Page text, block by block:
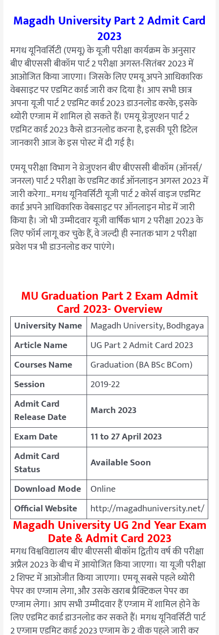
Magadh University Part 2 Admit Card
2023
मगध यूनिवर्सिटी (एमयू) के यूजी परीक्षा कार्यक्रम के अनुसार
बीए बीएससी बीकॉम पार्ट 2 परीक्षा अगस्त-सितंबर 2023 में
आओजित किया जाएगा। जिसके लिए एमयू अपने आधिकारिक
वेबसाइट पर एडमिट कार्ड जारी कर दिया है। आप सभी छात्र
अपना यूजी पार्ट 2 एडमिट कार्ड 2023 डाउनलोड करके, इसके
थ्योरी एग्जाम में शामिल हो सकते हैं। एमयू ग्रेजुएशन पार्ट 2
एडमिट कार्ड 2023 कैसे डाउनलोड करना है, इसकी पूरी डिटेल
जानकारी आज के इस पोस्ट में दी गई है।
एमयू परीक्षा विभाग ने ग्रेजुएशन बीए बीएससी बीकॉम (ऑनर्स/
जनरल) पार्ट 2 परीक्षा के एडमिट कार्ड ऑनलाइन अगस्त 2023 में
जारी करेगा.. मगध यूनिवर्सिटी यूजी पार्ट 2 कोर्स वाइज एडमिट
कार्ड अपने आधिकारिक वेबसाइट पर ऑनलाइन मोड में जारी
किया है। जो भी उम्मीदवार यूजी वार्षिक भाग 2 परीक्षा 2023 के
लिए फॉर्म लागू कर चुके हैं, वे जल्दी ही स्नातक भाग 2 परीक्षा
प्रवेश पत्र भी डाउनलोड कर पाएंगे।
MU Graduation Part 2 Exam Admit
Card 2023- Overview
University Name Magadh University, Bodhgaya
Article Name
UG Part 2 Admit Card 2023
Courses Name
Graduation (BA BSc BCom)
Session
2019-22
Admit Card
Release Date
March 2023
Exam Date
11 to 27 April 2023
Admit Card
Status
Available Soon
Download Mode
Online
Official Website
http://magadhuniversity.net/
Magadh University UG 2nd Year Exam
Date & Admit Card 2023
मगध विश्वविद्यालय बीए बीएससी बीकॉम द्वितीय वर्ष की परीक्षा
अप्रैल 2023 के बीच में आयोजित किया जाएगा। या यूजी परीक्षा
2 शिफ्ट में आओजीत किया जाएगा। एमयू सबसे पहले थ्योरी
पेपर का एग्जाम लेगा, और उसके खराब प्रैक्टिकल पेपर का
एग्जाम लेगा। आप सभी उम्मीदवार हैं एग्जाम में शामिल होने के
लिए एडमिट कार्ड डाउनलोड कर सकते हैं। मगध यूनिवर्सिटी पार्ट
2 एग्जाम एडमिट कार्ड 2023 एग्जाम के 2 वीक पहले जारी कर